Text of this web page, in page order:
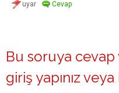
Bu soruya
giriş yapınız veya